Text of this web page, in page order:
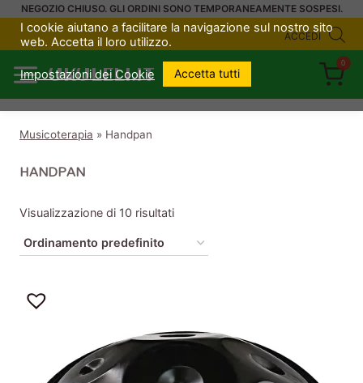
SaltaNEGOZIO CHIUSO. GLI ORDINI SONO TEMPORANEAMENTE SOSPESI.
ACCEDI
UKULELI.IT
0
Musicoterapia » Handpan
HANDPAN
Visualizzazione di 10 risultati
I cookie aiutano a facilitare la navigazione sul nostro sito
web. Accetta il loro utilizzo.
Impostazioni dei Cookie Accetta tutti